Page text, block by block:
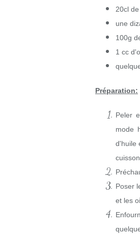
20cl
une
100g
1 cc
Préparation:
Peler
mode
d'huile
Poser
et les